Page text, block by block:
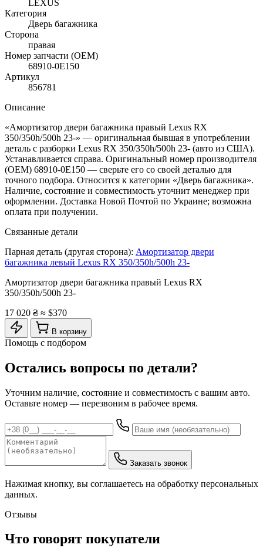
LEXUS
Категория
Дверь багажника
Сторона
правая
Номер запчасти (OEM)
68910-0E150
Артикул
856781
Описание
«Амортизатор двери багажника правый Lexus RX
350/350h/500h 23-» — оригинальная бывшая в употреблении
деталь с разборки Lexus RX 350/350h/500h 23- (авто из США).
Устанавливается справа. Оригинальный номер производителя
(OEM) 68910-0E150 — сверьте его со своей деталью для
точного подбора. Относится к категории «Дверь багажника».
Наличие, состояние и совместимость уточнит менеджер при
оформлении. Доставка Новой Почтой по Украине; возможна
оплата при получении.
Связанные детали
Парная деталь (другая сторона): Амортизатор двери
багажника левый Lexus RX 350/350h/500h 23-
Амортизатор двери багажника правый Lexus RX
350/350h/500h 23-
17 020 ₴ ≈ $370
В корзину
Помощь с подбором
Остались вопросы по детали?
Уточним наличие, состояние и совместимость с вашим авто.
Оставьте номер — перезвоним в рабочее время.
Заказать звонок
Нажимая кнопку, вы соглашаетесь на обработку персональных
данных.
Отзывы
Что говорят покупатели